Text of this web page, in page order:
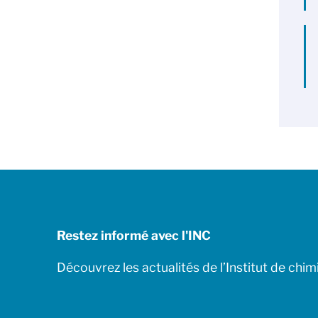
Restez informé avec l'INC
Découvrez les actualités de l’Institut de